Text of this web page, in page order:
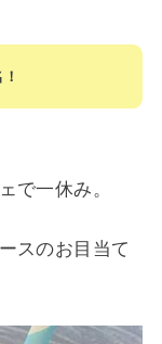
で一休み。
スのお目当て